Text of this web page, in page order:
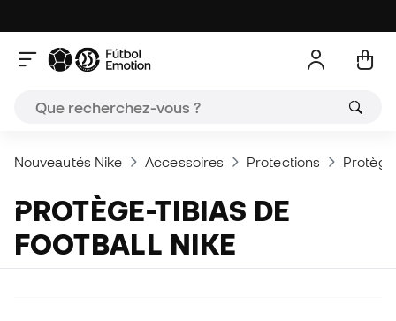
Nouveautés Nike Accessoires Protections
PROTÈGE-TIBIAS DE
FOOTBALL NIKE